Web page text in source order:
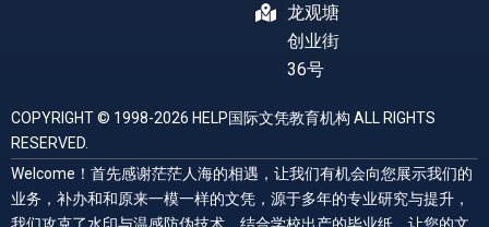
龙观塘
创业街
36号
COPYRIGHT © 1998-2026 HELP国际文凭教育机构 ALL RIGHTS
RESERVED.
Welcome！首先感谢茫茫人海的相遇，让我们有机会向您展示我们的
业务，补办和和原来一模一样的文凭，源于多年的专业研究与提升，
我们攻克了水印与温感防伪技术，结合学校出产的毕业纸，让您的文